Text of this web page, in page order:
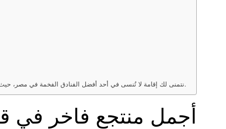
نتمنى لك إقامة لا تُنسى في أحد أفضل الفنادق الفخمة في مصر، حيث يمكنك الاستمتاع بالرفاهية والتميز. اختر أوتيل في مصر لتجربة لا تضاهى من الضيافة والخدمة الاستثنائية.
أجمل منتجع فاخر